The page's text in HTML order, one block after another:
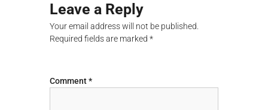
n
a
Leave a Reply
Your email address will not be published.
Required fields are marked*
Comment*